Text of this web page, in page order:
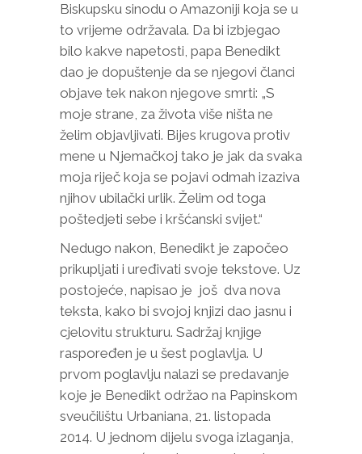
Biskupsku sinodu o Amazoniji koja se u
to vrijeme održavala. Da bi izbjegao
bilo kakve napetosti, papa Benedikt
dao je dopuštenje da se njegovi članci
objave tek nakon njegove smrti: „S
moje strane, za života više ništa ne
želim objavljivati. Bijes krugova protiv
mene u Njemačkoj tako je jak da svaka
moja riječ koja se pojavi odmah izaziva
njihov ubilački urlik. Želim od toga
poštedjeti sebe i kršćanski svijet.“
Nedugo nakon, Benedikt je započeo
prikupljati i uređivati svoje tekstove. Uz
postojeće, napisao je još dva nova
teksta, kako bi svojoj knjizi dao jasnu i
cjelovitu strukturu. Sadržaj knjige
raspoređen je u šest poglavlja. U
prvom poglavlju nalazi se predavanje
koje je Benedikt održao na Papinskom
sveučilištu Urbaniana, 21. listopada
2014. U jednom dijelu svoga izlaganja,